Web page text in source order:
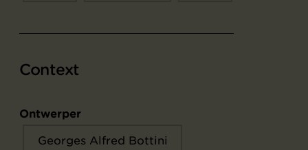
Context
Ontwerper
Georges Alfred Bottini